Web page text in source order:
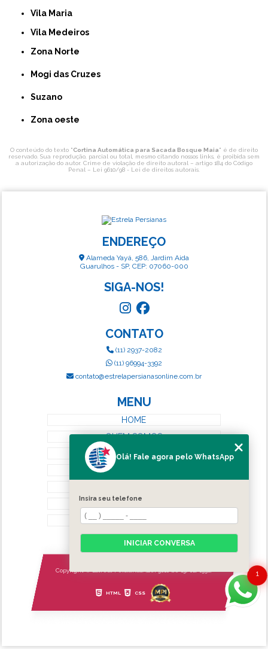
Vila Maria
Vila Medeiros
Zona Norte
Mogi das Cruzes
Suzano
Zona oeste
O conteúdo do texto "Cortina Automática para Sacada Bosque Maia" é de direito
reservado. Sua reprodução, parcial ou total, mesmo citando nossos links, é proibida sem
a autorização do autor. Crime de violação de direito autoral – artigo 184 do Código
Penal – Lei 9610/98 - Lei de direitos autorais
ENDEREÇO
Alameda Yayá, 586, Jardim Aida
Guarulhos - SP, CEP: 07060-000
SIGA-NOS!
CONTATO
(11) 2937-2082
(11) 96994-3392
contato@estrelapersianasonline.com.br
MENU
HOME
QUEM SOMOS
SERVIÇOS
CATEGORIAS
MAPA DO SITE
Copyright © Estrela Persianas. (Lei 9610 de 19/02/1998)
HTML CSS
1
Olá! Fale agora pelo WhatsApp
Insira seu telefone
INICIAR CONVERSA